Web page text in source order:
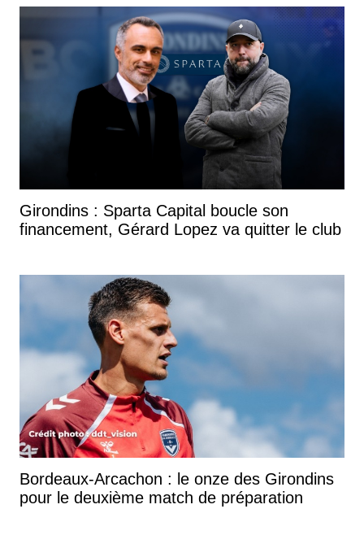
Girondins : Sparta Capital boucle son
financement, Gérard Lopez va quitter le club
Bordeaux-Arcachon : le onze des Girondins
pour le deuxième match de préparation